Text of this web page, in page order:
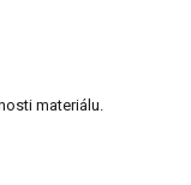
materiálu.